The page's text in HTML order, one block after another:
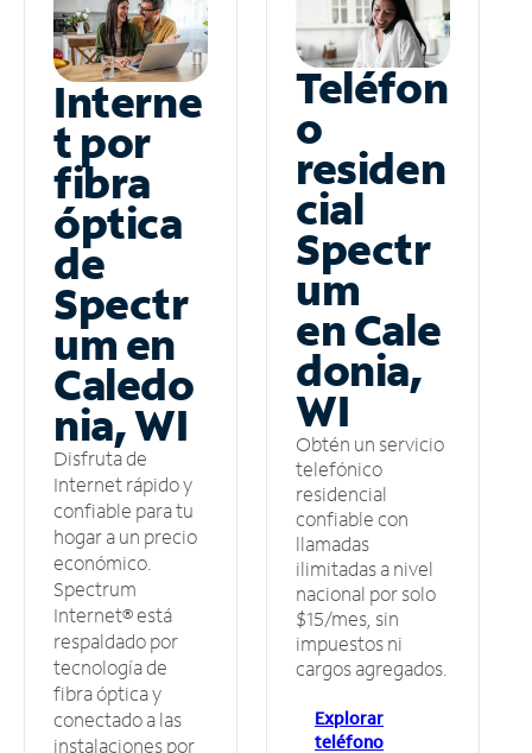
Interne
t por
fibra
óptica
de
Spectr
um en
Caledo
nia, WI
Disfruta de
Internet rápido y
confiable para tu
hogar a un precio
económico.
Spectrum
Internet® está
respaldado por
tecnología de
fibra óptica y
conectado a las
instalaciones por
Teléfon
o
residen
cial
Spectr
um
en Cale
donia,
WI
Obtén un servicio
telefónico
residencial
confiable con
llamadas
ilimitadas a nivel
nacional por solo
$15/mes, sin
impuestos ni
cargos agregados.
Explorar
teléfono